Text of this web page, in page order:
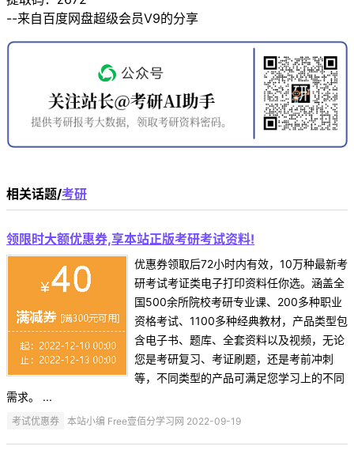
--来自百度网盘超级会员V9的分享
相关话题/考研
领限时大额优惠券,享本站正版考研考试资料!
优惠券领取后72小时内有效，10万种最新考
研考试考证类电子打印资料任你选。涵盖全
国500余所院校考研专业课、200多种职业
资格考试、1100多种经典教材，产品类型包
含电子书、题库、全套资料以及视频，无论
您是考研复习、考证刷题，还是考前冲刺
等，不同类型的产品可满足您学习上的不同
需求。 ...
考试优惠券 本站小编 Free壹佰分学习网 2022-09-19